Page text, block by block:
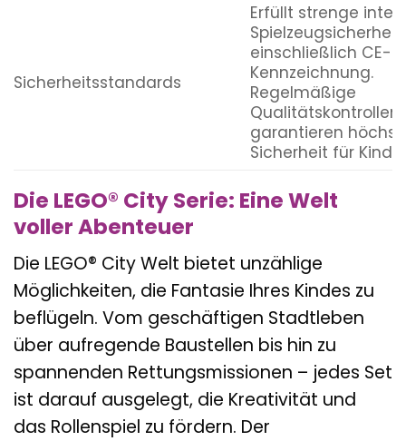
Sicherheitsstandards
Erfüllt strenge
einschließlich CE-
Kennzeichnung.
Regelmäßige
Qualitätskontrollen
garantieren
Sicherheit für
Die LEGO® City Serie: Eine Welt
voller Abenteuer
Die LEGO® City Welt bietet unzählige
Möglichkeiten, die Fantasie Ihres Kindes zu
beflügeln. Vom geschäftigen Stadtleben
über aufregende Baustellen bis hin zu
spannenden Rettungsmissionen – jedes Set
ist darauf ausgelegt, die Kreativität und
das Rollenspiel zu fördern. Der